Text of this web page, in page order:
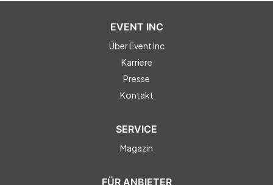
EVENT INC
Über Event Inc
Karriere
Presse
Kontakt
SERVICE
Magazin
FÜR ANBIETER